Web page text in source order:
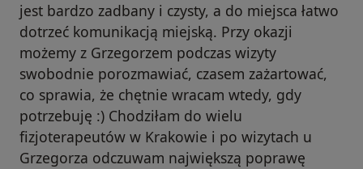
jest bardzo zadbany i czysty, a do miejsca łatwo
dotrzeć komunikacją miejską. Przy okazji
możemy z Grzegorzem podczas wizyty
swobodnie porozmawiać, czasem zażartować,
co sprawia, że chętnie wracam wtedy, gdy
potrzebuję :) Chodziłam do wielu
fizjoterapeutów w Krakowie i po wizytach u
Grzegorza odczuwam największą poprawę